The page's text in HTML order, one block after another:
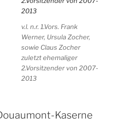
v.l. n.r. 1.Vors. Frank
Werner, Ursula Zocher,
sowie Claus Zocher
zuletzt ehemaliger
2.Vorsitzender von 2007-
2013
Kaserne